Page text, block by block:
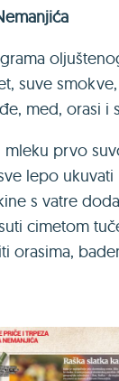
suve
med, orasi i
mleku prvo
lepo ukuvati
s vatre
cimetom
orasima,